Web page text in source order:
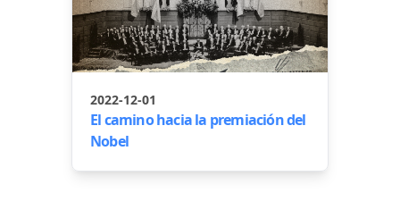
2022-12-01
El camino hacia la premiación del
Nobel